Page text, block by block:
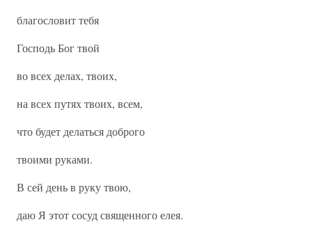
благословит тебя
Господь Бог твой
во всех делах, твоих,
на всех путях твоих, всем,
что будет делаться доброго
твоими руками.
В сей день в руку твою,
даю Я этот сосуд священного елея.